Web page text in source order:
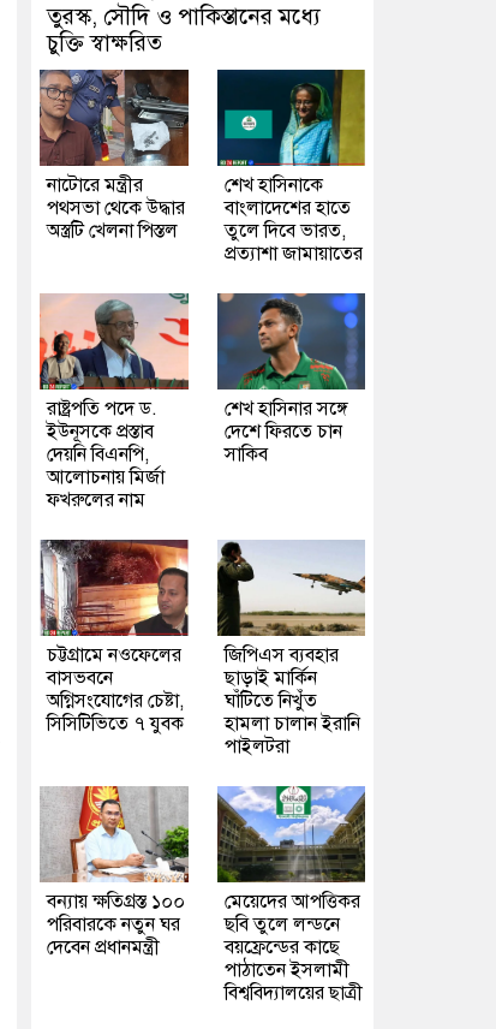
তুরস্ক, সৌদি ও পাকিস্তানের মধ্যে
চুক্তি স্বাক্ষরিত
নাটোরে মন্ত্রীর
পথসভা থেকে উদ্ধার
অস্ত্রটি খেলনা পিস্তল
শেখ হাসিনাকে
বাংলাদেশের হাতে
তুলে দিবে ভারত,
প্রত্যাশা জামায়াতের
রাষ্ট্রপতি পদে ড.
ইউনূসকে প্রস্তাব
দেয়নি বিএনপি,
আলোচনায় মির্জা
ফখরুলের নাম
শেখ হাসিনার সঙ্গে
দেশে ফিরতে চান
সাকিব
চট্টগ্রামে নওফেলের
বাসভবনে
অগ্নিসংযোগের চেষ্টা,
সিসিটিভিতে ৭ যুবক
জিপিএস ব্যবহার
ছাড়াই মার্কিন
ঘাঁটিতে নিখুঁত
হামলা চালান ইরানি
পাইলটরা
বন্যায় ক্ষতিগ্রস্ত ১০০
পরিবারকে নতুন ঘর
দেবেন প্রধানমন্ত্রী
মেয়েদের আপত্তিকর
ছবি তুলে লন্ডনে
বয়ফ্রেন্ডের কাছে
পাঠাতেন ইসলামী
বিশ্ববিদ্যালয়ের ছাত্রী